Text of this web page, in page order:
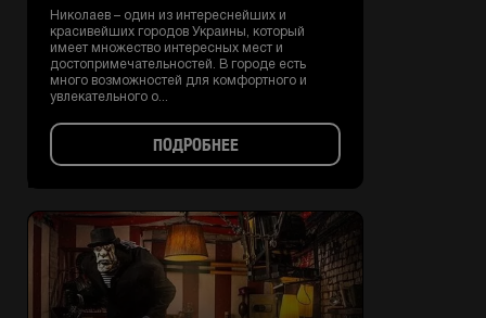
Николаев – один из интереснейших и
красивейших городов Украины, который
имеет множество интересных мест и
достопримечательностей. В городе есть
много возможностей для комфортного и
увлекательного о...
ПОДРОБНЕЕ